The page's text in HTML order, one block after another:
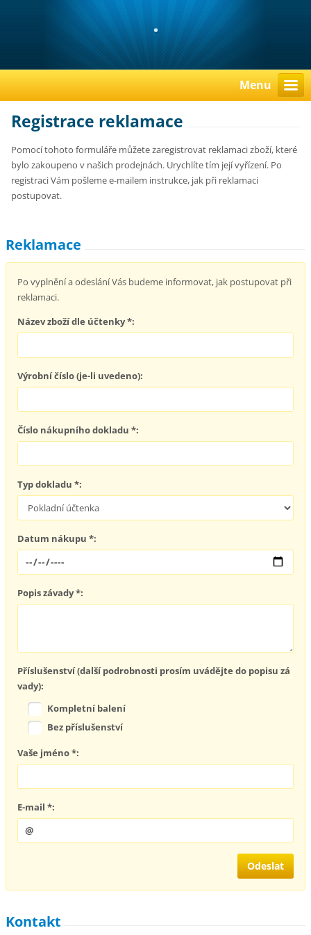
.
Menu
Registrace reklamace
Pomocí tohoto formuláře můžete zaregistrovat reklamaci zboží, které
bylo zakoupeno v našich prodejnách. Urychlíte tím její vyřízení. Po
registraci Vám pošleme e-mailem instrukce, jak při reklamaci
postupovat.
Reklamace
Po vyplnění a odeslání Vás budeme informovat, jak postupovat při
reklamaci.
Název zboží dle účtenky *:
Výrobní číslo (je-li uvedeno):
Číslo nákupního dokladu *:
Typ dokladu *:
Datum nákupu *:
Popis závady *:
Příslušenství (další podrobnosti prosím uvádějte do popisu zá
vady):
Kompletní balení
Bez příslušenství
Vaše jméno *:
E-mail *:
Kontakt